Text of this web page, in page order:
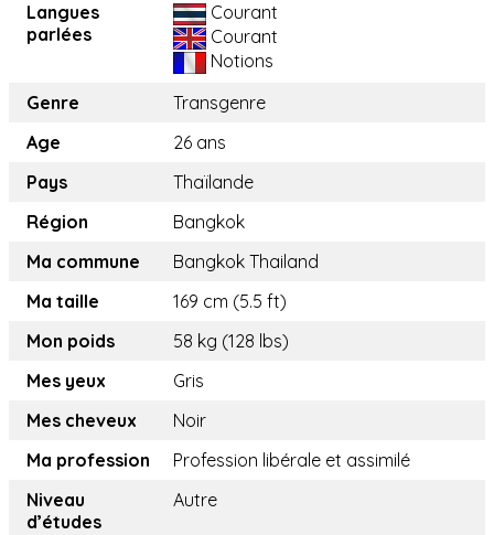
Langues
parlées
Courant
Courant
Notions
Genre
Transgenre
Age
26 ans
Pays
Thaïlande
Région
Bangkok
Ma commune
Bangkok Thailand
Ma taille
169 cm (5.5 ft)
Mon poids
58 kg (128 lbs)
Mes yeux
Gris
Mes cheveux
Noir
Ma profession
Profession libérale et assimilé
Niveau
d’études
Autre